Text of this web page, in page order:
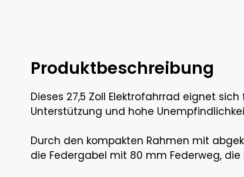
Produktbeschreibung
Dieses 27,5 Zoll Elektrofahrrad eignet
Unterstützung und hohe
Durch den kompakten Rahmen mit
die Federgabel mit 80 mm Federweg,